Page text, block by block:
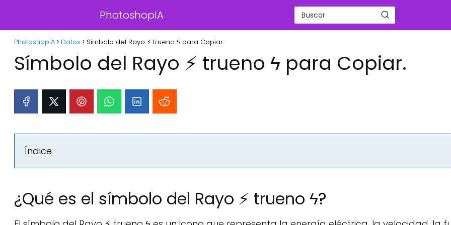
PhotoshopIA
PhotoshopIA Datos Símbolo del Rayo ⚡ trueno ϟ para Copiar.
Símbolo del Rayo ⚡ trueno ϟ para Copiar.
Índice
¿Qué es el símbolo del Rayo ⚡ trueno ϟ?